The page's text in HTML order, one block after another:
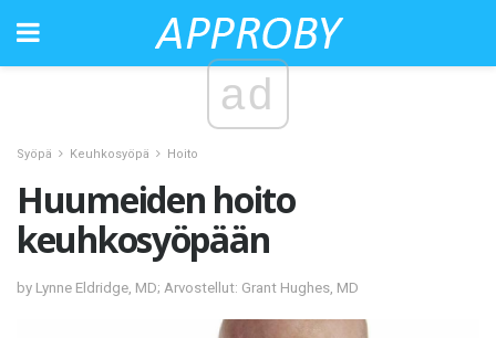
ad
Syöpä Keuhkosyöpä Hoito
Huumeiden hoito
keuhkosyöpään
by Lynne Eldridge, MD; Arvostellut: Grant Hughes, MD